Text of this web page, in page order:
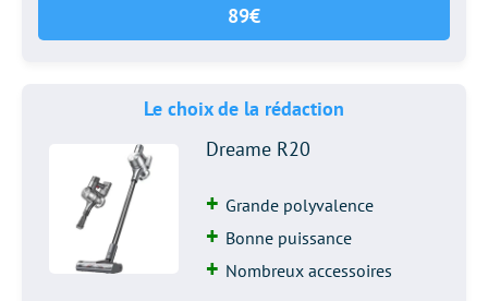
89€
Le choix de la rédaction
Dreame R20
Grande polyvalence
Bonne puissance
Nombreux accessoires